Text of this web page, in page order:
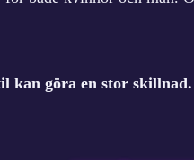
göra en stor